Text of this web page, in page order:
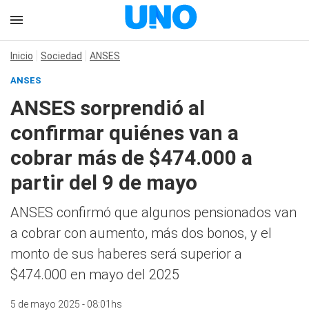
Inicio Sociedad ANSES
ANSES
ANSES sorprendió al
confirmar quiénes van a
cobrar más de $474.000 a
partir del 9 de mayo
ANSES confirmó que algunos pensionados van
a cobrar con aumento, más dos bonos, y el
monto de sus haberes será superior a
$474.000 en mayo del 2025
5 de mayo 2025 - 08:01hs